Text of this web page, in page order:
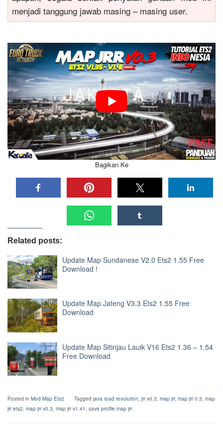
menjadi tanggung jawab masing – masing user.
Bagikan Ke
Related posts:
Update Map Sundanese V2.0 Ets2 1.55 Free
Download !
Update Map Jateng V3.3 Ets2 1.55 Free
Download
Update Map Sitinjau Lauik V16 Ets2 1.36 – 1.54
Free Download
Posted in Mod Map Ets2 Tagged java road revolution, jrr v0.3, map jrr, map jrr 0.3, map
jrr ets2, map jrr v0.3, map jrr v1.41, save profile map jrr